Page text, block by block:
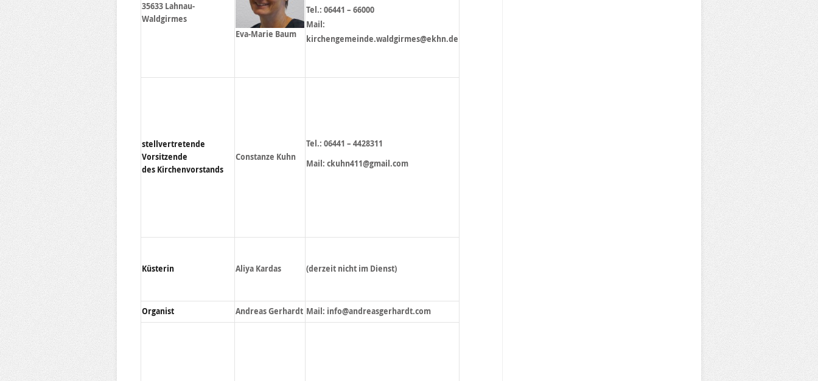
35633 Lahnau-
Waldgirmes
Eva-Marie Baum
Tel.: 06441 – 66000
Mail:
kirchengemeinde.waldgirmes@ekhn.de
stellvertretende
Vorsitzende
des Kirchenvorstands
Constanze Kuhn
Tel.: 06441 – 4428311
Mail: ckuhn411@gmail.com
Küsterin Aliya Kardas (derzeit nicht im Dienst)
Organist Andreas Gerhardt Mail: info@andreasgerhardt.com